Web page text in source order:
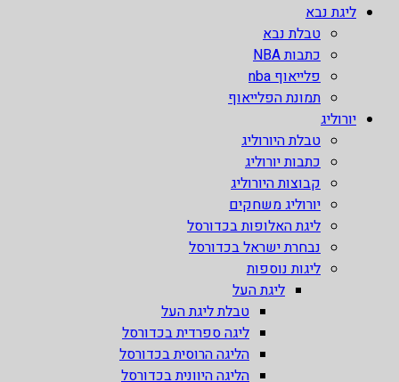
ליגת נבא
טבלת נבא
כתבות NBA
פלייאוף nba
תמונת הפלייאוף
יורוליג
טבלת היורוליג
כתבות יורוליג
קבוצות היורוליג
יורוליג משחקים
ליגת האלופות בכדורסל
נבחרת ישראל בכדורסל
ליגות נוספות
ליגת העל
טבלת ליגת העל
ליגה ספרדית בכדורסל
הליגה הרוסית בכדורסל
הליגה היוונית בכדורסל